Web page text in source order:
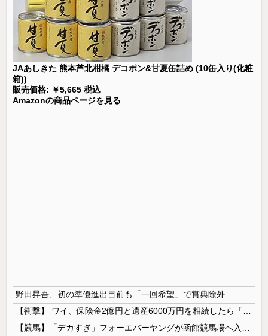
JAあしきた 熊本芦北柑橘 デコポン&甘夏缶詰め (10缶入り(化粧
箱))
販売価格: ￥5,665 税込
Amazonの商品ページを見る
野田昇吾、初の準優進出目前も「一回希望」で賞典除外